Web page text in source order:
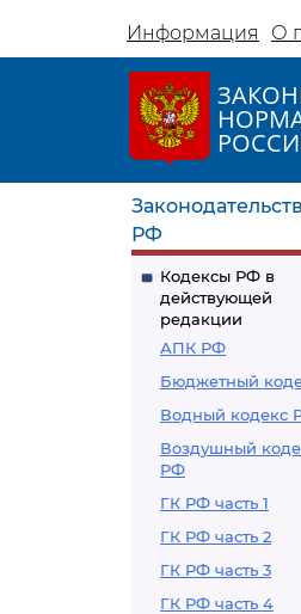
Информация О
РФ
Кодексы РФ в
действующей
редакции
АПК РФ
Бюджетный
Водный кодекс
Воздушный
РФ
ГК РФ часть 1
ГК РФ часть 2
ГК РФ часть 3
ГК РФ часть 4